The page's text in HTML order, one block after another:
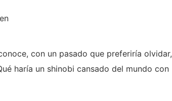
con un pasado que preferiría olvidar,
haría un shinobi cansado del mundo con